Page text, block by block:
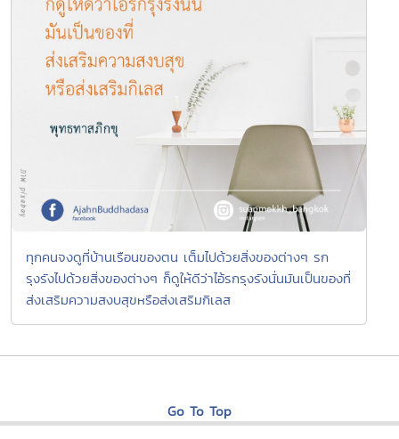
ทุกคนจงดูที่บ้านเรือนของตน เต็มไปด้วยสิ่งของต่างๆ รก
รุงรังไปด้วยสิ่งของต่างๆ ก็ดูให้ดีว่าไอ้รกรุงรังนั่นมันเป็นของที่
ส่งเสริมความสงบสุขหรือส่งเสริมกิเลส
Go To Top